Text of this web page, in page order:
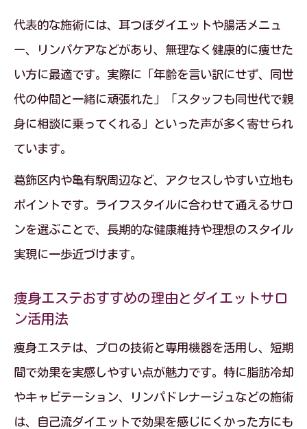
代表的な施術には、耳つぼダイエットや腸活メニュ
ー、リンパケアなどがあり、無理なく健康的に痩せた
い方に最適です。実際に「年齢を言い訳にせず、同世
代の仲間と一緒に頑張れた」「スタッフも同世代で親
身に相談に乗ってくれる」といった声が多く寄せられ
ています。
葛飾区内や亀有駅周辺など、アクセスしやすい立地も
ポイントです。ライフスタイルに合わせて通えるサロ
ンを選ぶことで、長期的な健康維持や理想のスタイル
実現に一歩近づけます。
痩身エステおすすめの理由とダイエットサロ
ン活用法
痩身エステは、プロの技術と専用機器を活用し、短期
間で効果を実感しやすい点が魅力です。特に脂肪冷却
やキャビテーション、リンパドレナージュなどの施術
は、自己流ダイエットで効果を感じにくかった方にも